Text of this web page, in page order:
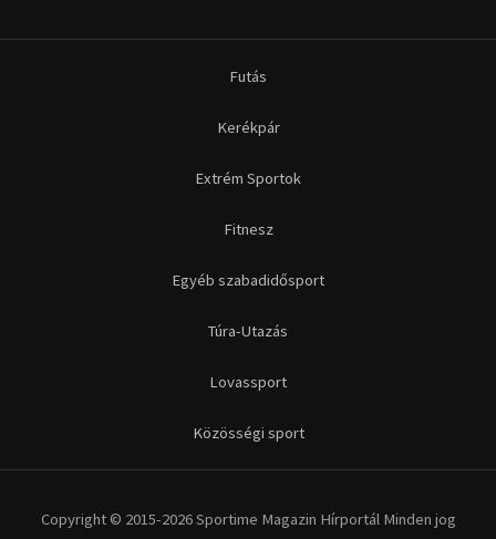
Futás
Kerékpár
Extrém Sportok
Fitnesz
Egyéb szabadidősport
Túra-Utazás
Lovassport
Közösségi sport
Copyright © 2015-2026 Sportime Magazin Hírportál Minden jog